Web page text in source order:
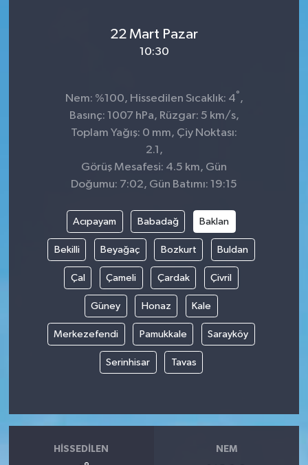
22 Mart Pazar
10:30
Nem: %100, Hissedilen Sıcaklık: 4° ,
Basınç: 1007 hPa, Rüzgar: 5 km/s,
Toplam Yağış: 0 mm, Çiy Noktası:
2.1,
Görüş Mesafesi: 4.5 km, Gün
Doğumu: 7:02, Gün Batımı: 19:15
Acıpayam Babadağ Baklan
Bekilli Beyağaç Bozkurt Buldan
Çal Çameli Çardak Çivril
Güney Honaz Kale
Merkezefendi Pamukkale Sarayköy
Serinhisar Tavas
HISSEDILEN NEM